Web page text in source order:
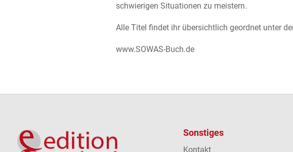
schwierigen Situationen zu meistern.
Alle Titel findet ihr übersichtlich geordnet unter
www.SOWAS-Buch.de
Sonstiges
Kontakt